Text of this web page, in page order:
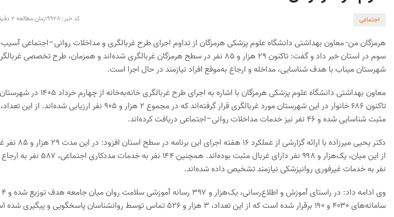
اجتماعی کد خبر: 19928 زمان مطالعه 2 دقیقه
هرمزگان من- معاون بهداشتی دانشگاه علوم پزشکی هرمزگان از تداوم اجرای طرح غربالگری و مداخلات روانی–اجتماعی
سوم در استان خبر داد و گفت: تاکنون ۲۹ هزار و ۸۵ نفر در سطح هرمزگان غربالگری شده‌اند و همزمان، طرح
شهرستان میناب با هدف شناسایی، مداخله و ارجاع به‌موقع افراد نیازمند در حال اجرا است.
معاون بهداشتی دانشگاه علوم پزشکی هرمزگان با
مثبت شناسایی شده و ۴۶ نفر نیز خدمات مداخلات روانی–اجتماعی دریافت کرده‌اند.
دکتر یحیی میرزاده
نفر به خدمات غیرفوری روانپزشکی نیازمند تشخیص داده شده‌اند.
سامانه‌های ۴۰۳۰ و ۱۹۰ برقرار شده است که از این تعداد، ۳ هزار و ۵۲۶ تماس توسط روانشناسان پاسخگویی و پیگیری شده است.